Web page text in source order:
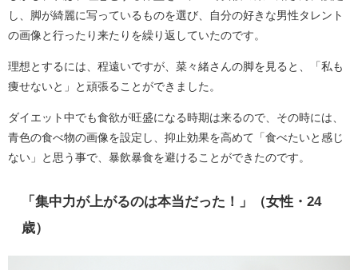
し、脚が綺麗に写っているものを選び、自分の好きな男性タレント
の画像と行ったり来たりを繰り返していたのです。
理想とするには、程遠いですが、菜々緒さんの脚を見ると、「私も
痩せないと」と頑張ることができました。
ダイエット中でも食欲が旺盛になる時期は来るので、その時には、
青色の食べ物の画像を設定し、抑止効果を高めて「食べたいと感じ
ない」と思う事で、暴飲暴食を避けることができたのです。
「集中力が上がるのは本当だった！」（女性・24
歳）